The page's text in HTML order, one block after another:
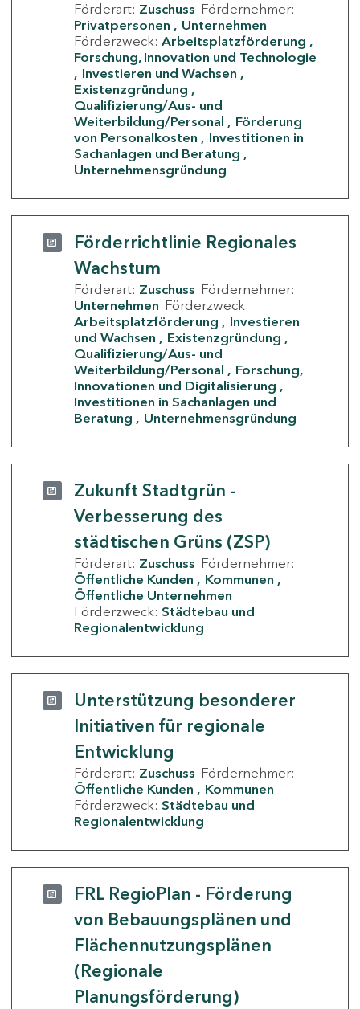
Förderart: Zuschuss Fördernehmer:
Privatpersonen
Unternehmen
Förderzweck: Arbeitsplatzförderung
Forschung, Innovation und Technologie
Investieren und Wachsen
Existenzgründung
Qualifizierung/Aus- und
Weiterbildung/Personal
Förderung
von Personalkosten
Investitionen in
Sachanlagen und Beratung
Unternehmensgründung
Förderrichtlinie Regionales
Wachstum
Förderart: Zuschuss Fördernehmer:
Unternehmen Förderzweck:
Arbeitsplatzförderung
Investieren
und Wachsen
Existenzgründung
Qualifizierung/Aus- und
Weiterbildung/Personal
Forschung,
Innovationen und Digitalisierung
Investitionen in Sachanlagen und
Beratung
Unternehmensgründung
Zukunft Stadtgrün -
Verbesserung des
städtischen Grüns (ZSP)
Förderart: Zuschuss Fördernehmer:
Öffentliche Kunden
Kommunen
Öffentliche Unternehmen
Förderzweck: Städtebau und
Regionalentwicklung
Unterstützung besonderer
Initiativen für regionale
Entwicklung
Förderart: Zuschuss Fördernehmer:
Öffentliche Kunden
Kommunen
Förderzweck: Städtebau und
Regionalentwicklung
FRL RegioPlan - Förderung
von Bebauungsplänen und
Flächennutzungsplänen
(Regionale
Planungsförderung)